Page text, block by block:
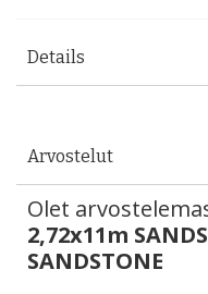
Details
Arvostelut
Olet
2,72x11m
SANDSTONE